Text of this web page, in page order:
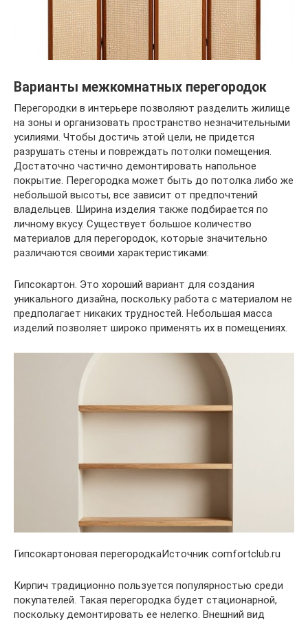
Варианты межкомнатных перегородок
Перегородки в интерьере позволяют разделить жилище
на зоны и организовать пространство незначительными
усилиями. Чтобы достичь этой цели, не придется
разрушать стены и повреждать потолки помещения.
Достаточно частично демонтировать напольное
покрытие. Перегородка может быть до потолка либо же
небольшой высоты, все зависит от предпочтений
владельцев. Ширина изделия также подбирается по
личному вкусу. Существует большое количество
материалов для перегородок, которые значительно
различаются своими характеристиками:
Гипсокартон. Это хороший вариант для создания
уникального дизайна, поскольку работа с материалом не
предполагает никаких трудностей. Небольшая масса
изделий позволяет широко применять их в помещениях.
Гипсокартоновая перегородкаИсточник comfortclub.ru
Кирпич традиционно пользуется популярностью среди
покупателей. Такая перегородка будет стационарной,
поскольку демонтировать ее нелегко. Внешний вид